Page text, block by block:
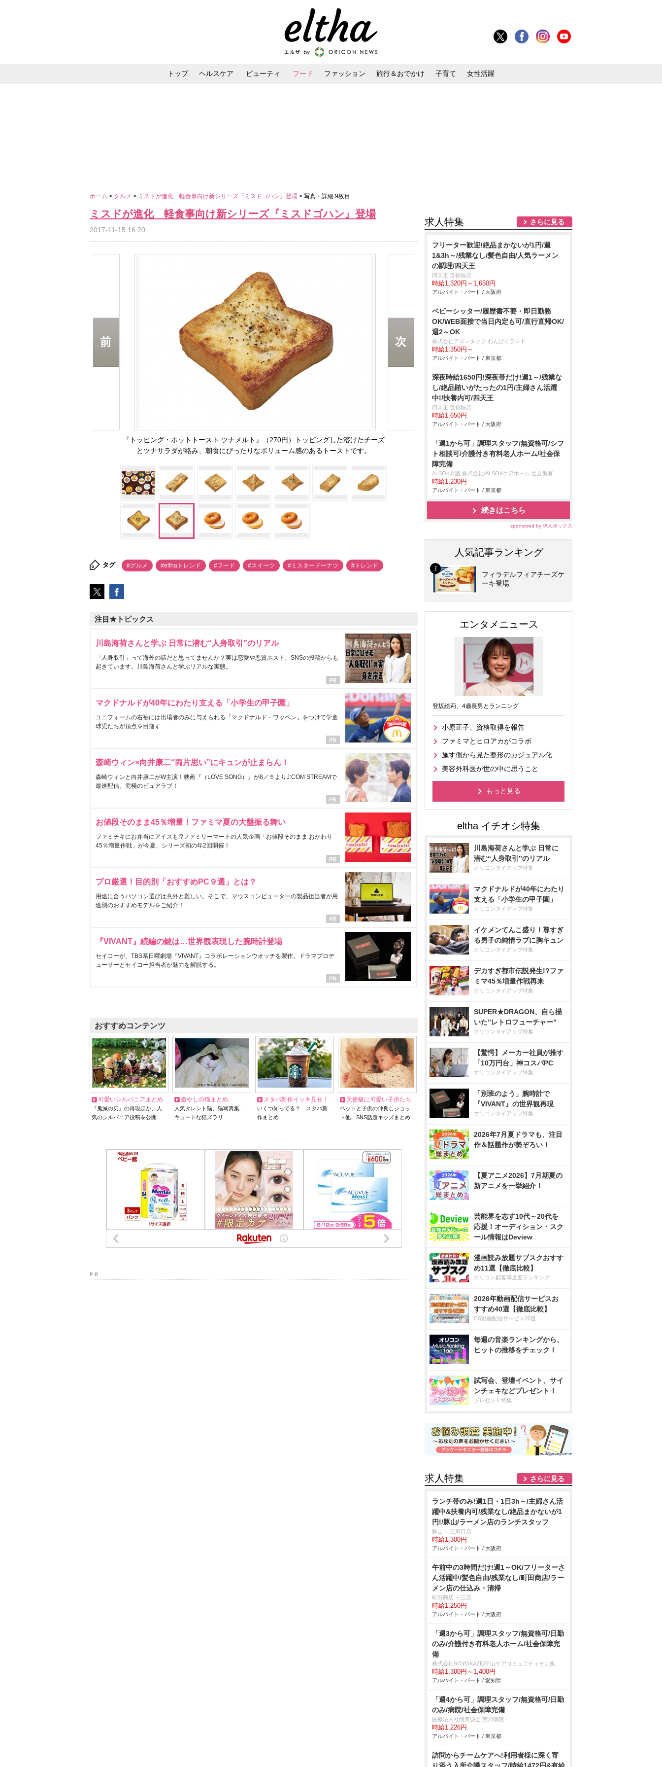
トップ ヘルスケア ビューティ フード ファッション 旅行＆おでかけ 子育て 女性活躍
ホーム > グルメ > ミスドが進化 軽食事向け新シリーズ『ミスドゴハン』登場 > 写真・詳細 9枚目
ミスドが進化 軽食事向け新シリーズ『ミスドゴハン』登場
2017-11-15 16:20
『トッピング・ホットトースト ツナメルト』（270円）トッピングした溶けたチーズ
とツナサラダが絡み、朝食にぴったりなボリューム感のあるトーストです。
タグ #グルメ #elthaトレンド #フード #スイーツ #ミスタードーナツ #トレンド
注目★トピックス
川島海荷さんと学ぶ 日常に潜む“人身取引”のリアル
「人身取引」って海外の話だと思ってませんか？実は恋愛や悪質ホスト、SNSの投稿からも
起きています。川島海荷さんと学ぶリアルな実態。
マクドナルドが40年にわたり支える「小学生の甲子園」
ユニフォームの右袖には出場者のみに与えられる「マクドナルド・ワッペン」をつけて学童
球児たちが頂点を目指す
森崎ウィン×向井康二“両片思い”にキュンが止まらん！
森崎ウィンと向井康二がW主演！映画『（LOVE SONG）』が8／５よりJ:COM STREAMで
最速配信。究極のピュアラブ！
お値段そのまま45％増量！ファミマ夏の大盤振る舞い
ファミチキにお弁当にアイスも!?ファミリーマートの人気企画「お値段そのまま おかわり
45％増量作戦」が今夏、シリーズ初の年2回開催！
プロ厳選！目的別「おすすめPC９選」とは？
用途に合うパソコン選びは意外と難しい。そこで、マウスコンピューターの製品担当者が用
途別のおすすめモデルをご紹介！
『VIVANT』続編の鍵は…世界観表現した腕時計登場
セイコーが、TBS系日曜劇場『VIVANT』コラボレーションウオッチを製作。ドラマプロデ
ューサーとセイコー担当者が魅力を解説する。
おすすめコンテンツ
可愛いシルバニアまとめ
『鬼滅の刃』の再現ほか、人
気のシルバニア投稿を公開
癒やしの猫まとめ
人気タレント猫、猫写真集…
キュートな猫ズラリ
スタバ新作イッキ見せ！
いくつ知ってる？ スタバ新
作まとめ
天使級に可愛い子供たち
ペットと子供の仲良しショッ
ト他、SNS話題キッズまとめ
P R
求人特集 さらに見る
フリーター歓迎!絶品まかないが1円/週
1&3h～/残業なし/髪色自由/人気ラーメン
の調理/四天王
四天王 道頓堀店
時給1,320円～1,650円
アルバイト・パート / 大阪府
ベビーシッター/履歴書不要・即日勤務
OK/WEB面接で当日内定も可/直行直帰OK/
週2～OK
株式会社アズスタッフ わんぱくランド
時給1,350円～
アルバイト・パート / 東京都
深夜時給1650円!深夜帯だけ!週1～/残業な
し/絶品賄いがたったの1円/主婦さん活躍
中!/扶養内可/四天王
四天王 道頓堀店
時給1,650円
アルバイト・パート / 大阪府
「週1から可」調理スタッフ/無資格可/シフ
ト相談可/介護付き有料老人ホーム/社会保
障完備
ALSOK介護 株式会社/ALSOKケアホーム 足立亀有
時給1,230円
アルバイト・パート / 東京都
続きはこちら
sponsored by 求人ボックス
人気記事ランキング
フィラデルフィアチーズケ
ーキ登場
エンタメニュース
登坂絵莉、4歳長男とランニング
小原正子、資格取得を報告
ファミマとヒロアカがコラボ
施す側から見た整形のカジュアル化
美容外科医が世の中に思うこと
もっと見る
川島海荷さんと学ぶ 日常に
潜む“人身取引”のリアル
オリコンタイアップ特集
マクドナルドが40年にわたり
支える「小学生の甲子園」
オリコンタイアップ特集
イケメンてんこ盛り！尊すぎ
る男子の純情ラブに胸キュン
オリコンタイアップ特集
デカすぎ都市伝説発生!?ファ
ミマ45％増量作戦再来
オリコンタイアップ特集
SUPER★DRAGON、自ら描
いた”レトロフューチャー”
オリコンタイアップ特集
【驚愕】メーカー社員が推す
「10万円台」神コスパPC
オリコンタイアップ特集
「別班のよう」腕時計で
『VIVANT』の世界観再現
オリコンタイアップ特集
2026年7月夏ドラマも、注目
作＆話題作が勢ぞろい！
【夏アニメ2026】7月期夏の
新アニメを一挙紹介！
芸能界を志す10代～20代を
応援！オーディション・スク
ール情報はDeview
漫画読み放題サブスクおすす
め11選【徹底比較】
オリコン顧客満足度ランキング
2026年動画配信サービスお
すすめ40選【徹底比較】
CS動画配信サービス20選
毎週の音楽ランキングから、
ヒットの推移をチェック！
試写会、登壇イベント、サイ
ンチェキなどプレゼント！
プレゼント特集
求人特集 さらに見る
ランチ帯のみ!週1日・1日3h～/主婦さん活
躍中&扶養内可/残業なし/絶品まかないが1
円!/豚山/ラーメン店のランチスタッフ
豚山 十三東口店
時給1,300円
アルバイト・パート / 大阪府
午前中の3時間だけ!週1～OK/フリーターさ
ん活躍中/髪色自由/残業なし/町田商店/ラー
メン店の仕込み・清掃
町田商店 十三店
時給1,250円
アルバイト・パート / 大阪府
「週3から可」調理スタッフ/無資格可/日勤
のみ/介護付き有料老人ホーム/社会保障完
備
株式会社SOYOKAZE/守山ケアコミュニティそよ風
時給1,300円～1,400円
アルバイト・パート / 愛知県
「週4から可」調理スタッフ/無資格可/日勤
のみ/病院/社会保障完備
医療法人社団美誠会 荒川病院
時給1,226円
アルバイト・パート / 東京都
訪問からチームケアへ!利用者様に深く寄